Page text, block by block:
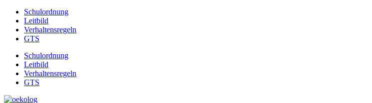
Schulordnung
Leitbild
Verhaltensregeln
GTS
Schulordnung
Leitbild
Verhaltensregeln
GTS